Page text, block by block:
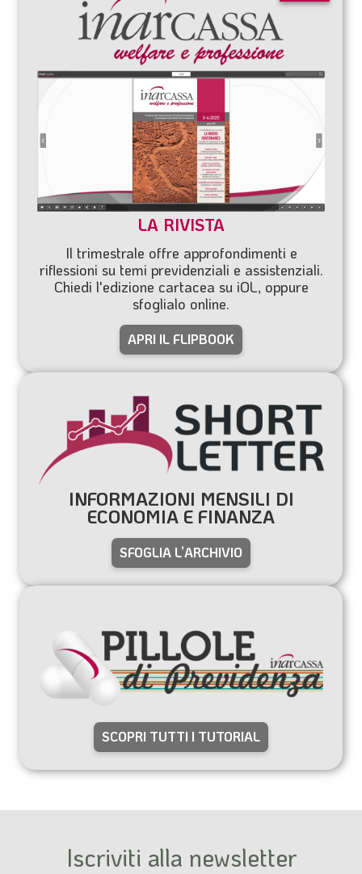
LA RIVISTA
Il trimestrale offre approfondimenti e
riflessioni su temi previdenziali e assistenziali.
Chiedi l'edizione cartacea su iOL, oppure
sfoglialo online.
APRI IL FLIPBOOK
INFORMAZIONI MENSILI DI
ECONOMIA E FINANZA
SFOGLIA L’ARCHIVIO
SCOPRI TUTTI I TUTORIAL
Iscriviti alla newsletter